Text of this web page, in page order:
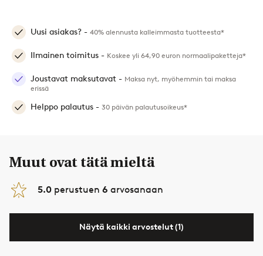
Uusi asiakas? - 40% alennusta kalleimmasta tuotteesta*
Ilmainen toimitus - Koskee yli 64,90 euron normaalipaketteja*
Joustavat maksutavat - Maksa nyt, myöhemmin tai maksa
erissä
Helppo palautus - 30 päivän palautusoikeus*
Muut ovat tätä mieltä
5.0 perustuen 6 arvosanaan
Näytä kaikki arvostelut (1)